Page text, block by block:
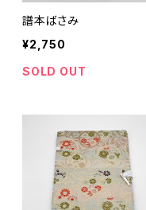
譜本ばさみ
¥2,750
SOLD OUT